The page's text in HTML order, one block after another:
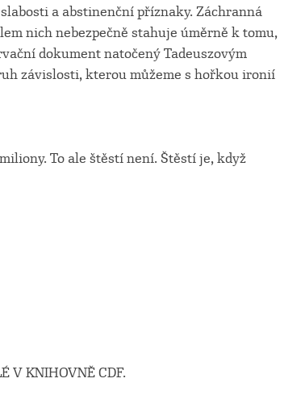
a abstinenční příznaky. Záchranná
nich nebezpečně stahuje úměrně k tomu,
dokument natočený Tadeuszovým
závislosti, kterou můžeme s hořkou ironií
To ale štěstí není. Štěstí je, když
V KNIHOVNĚ CDF.